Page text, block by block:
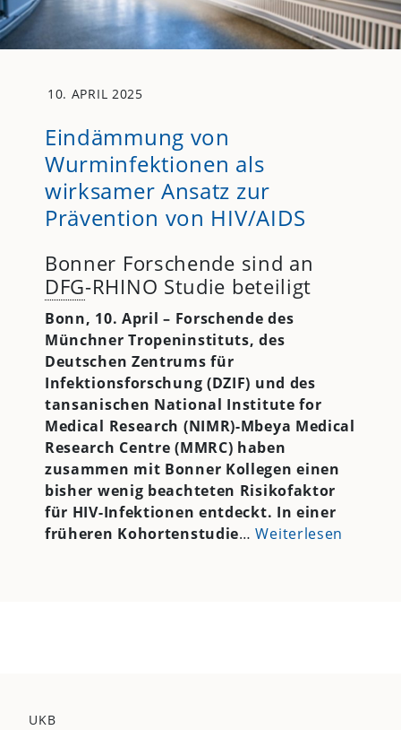
10. APRIL 2025
Eindämmung von
Wurminfektionen als
wirksamer Ansatz zur
Prävention von HIV/AIDS
Bonner Forschende sind an
DFG-RHINO Studie beteiligt
Bonn, 10. April – Forschende des
Münchner Tropeninstituts, des
Deutschen Zentrums für
Infektionsforschung (DZIF) und des
tansanischen National Institute for
Medical Research (NIMR)-Mbeya Medical
Research Centre (MMRC) haben
zusammen mit Bonner Kollegen einen
bisher wenig beachteten Risikofaktor
für HIV-Infektionen entdeckt. In einer
früheren Kohortenstudie…Weiterlesen
UKB